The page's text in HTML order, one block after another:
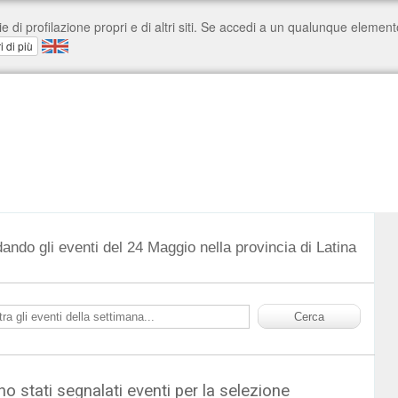
gli eventi del 24 Maggio nella provincia di Latina
stati segnalati eventi per la selezione